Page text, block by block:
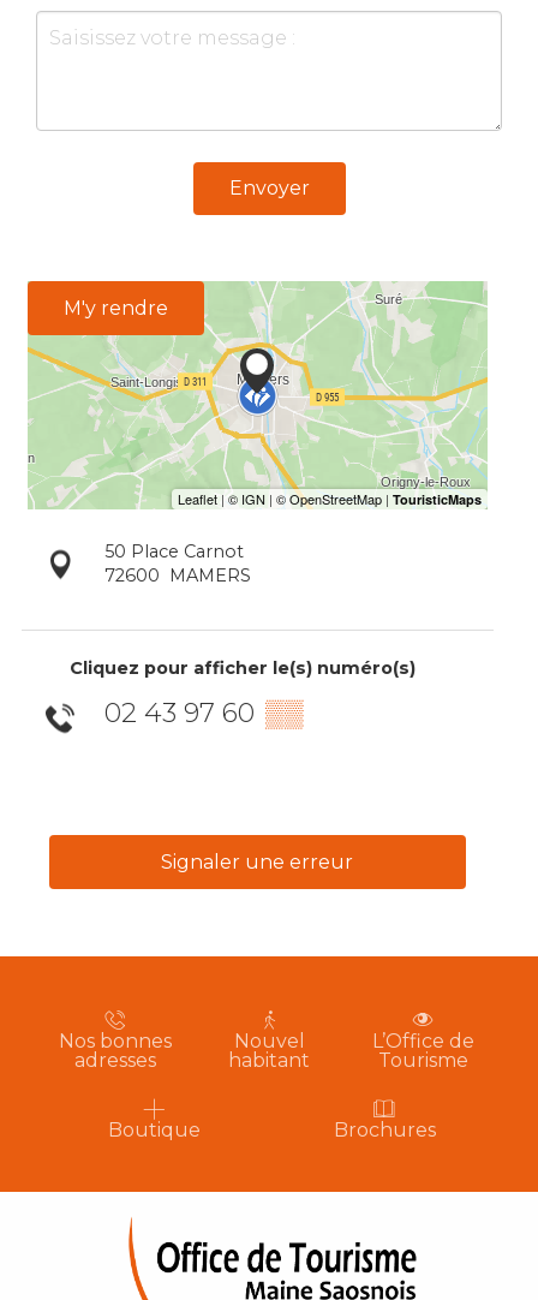
Envoyer
M'y rendre
50 Place Carnot
72600
MAMERS
Cliquez pour afficher le(s) numéro(s)
02 43 97 60 ▒▒
Signaler une erreur
Nos bonnes
adresses
Nouvel
habitant
L’Office de
Tourisme
Boutique Brochures